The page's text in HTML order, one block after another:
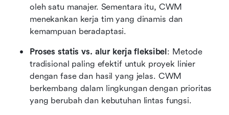
oleh satu manajer. Sementara itu, CWM
menekankan kerja tim yang dinamis dan
kemampuan beradaptasi.
Proses statis vs. alur kerja fleksibel: Metode
tradisional paling efektif untuk proyek linier
dengan fase dan hasil yang jelas. CWM
berkembang dalam lingkungan dengan prioritas
yang berubah dan kebutuhan lintas fungsi.